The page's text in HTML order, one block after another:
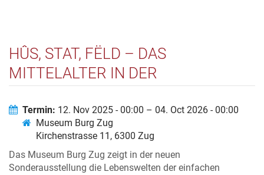
HÛS, STAT, FËLD – DAS
MITTELALTER IN DER
Termin: 12. Nov 2025 - 00:00 – 04. Oct 2026 - 00:00
Museum Burg Zug
Kirchenstrasse 11, 6300 Zug
Das Museum Burg Zug zeigt in der neuen
Sonderausstellung die Lebenswelten der einfachen